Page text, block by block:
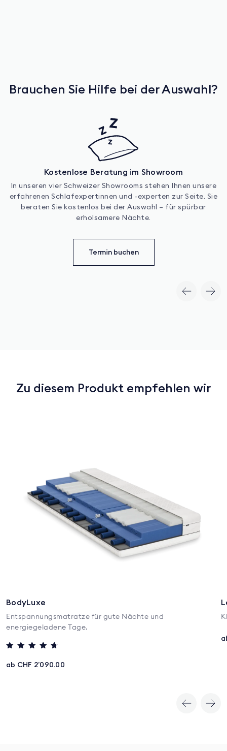
Brauchen Sie Hilfe bei der Auswahl?
Kostenlose Beratung im Showroom
In unseren vier Schweizer Showrooms stehen Ihnen unsere
erfahrenen Schlafexpertinnen und -experten zur Seite. Sie
beraten Sie kostenlos bei der Auswahl – für spürbar
erholsamere Nächte.
Termin buchen
Zu diesem Produkt empfehlen wir
BodyLuxe
Entspannungsmatratze für gute Nächte und
energiegeladene Tage.
4.5
von 5
ab CHF 2’090.00